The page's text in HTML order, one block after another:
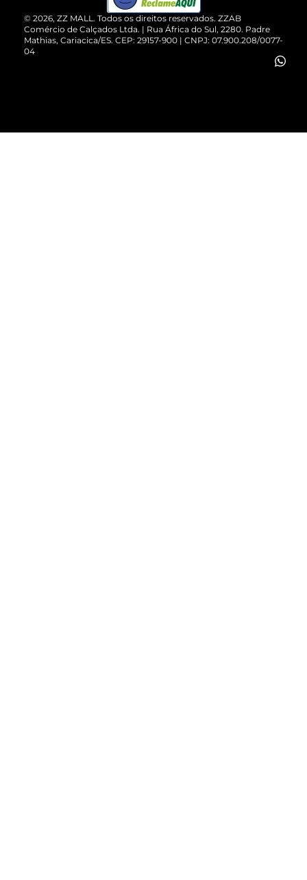
Cartão Presente
Vendas Corporativas
© 2026, ZZ MALL. Todos os direitos reservados. ZZAB
Comércio de Calçados Ltda. | Rua África do Sul, 2280. Padre
Mathias, Cariacica/ES. CEP: 29157-900 | CNPJ: 07.900.208/0077-
04